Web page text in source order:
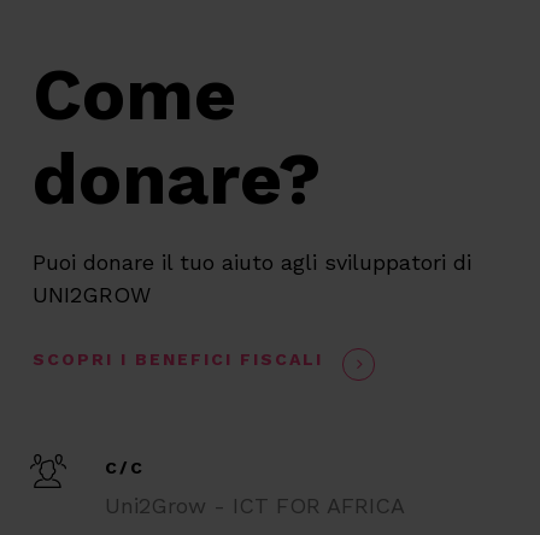
Come
donare?
Puoi donare il tuo aiuto agli sviluppatori di
UNI2GROW
SCOPRI I BENEFICI FISCALI
C/C
Uni2Grow - ICT FOR AFRICA